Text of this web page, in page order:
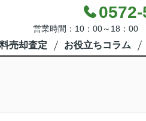
営業時間：10：00～18：00
売却査定 お役立ちコラム